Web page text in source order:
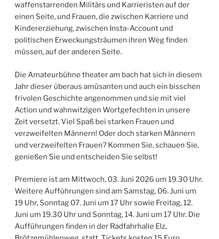
waffenstarrenden Militärs und Karrieristen auf der
einen Seite, und Frauen, die zwischen Karriere und
Kindererziehung, zwischen Insta-Account und
politischen Erweckungsträumen ihren Weg finden
müssen, auf der anderen Seite.
Die Amateurbühne theater am bach hat sich in diesem
Jahr dieser überaus amüsanten und auch ein bisschen
frivolen Geschichte angenommen und sie mit viel
Action und wahnwitzigen Wortgefechten in unsere
Zeit versetzt. Viel Spaß bei starken Frauen und
verzweifelten Männern! Oder doch starken Männern
und verzweifelten Frauen? Kommen Sie, schauen Sie,
genießen Sie und entscheiden Sie selbst!
Premiere ist am Mittwoch, 03. Juni 2026 um 19.30 Uhr.
Weitere Aufführungen sind am Samstag, 06. Juni um
19 Uhr, Sonntag 07. Juni um 17 Uhr sowie Freitag, 12.
Juni um 19.30 Uhr und Sonntag, 14. Juni um 17 Uhr. Die
Aufführungen finden in der Radfahrhalle Elz,